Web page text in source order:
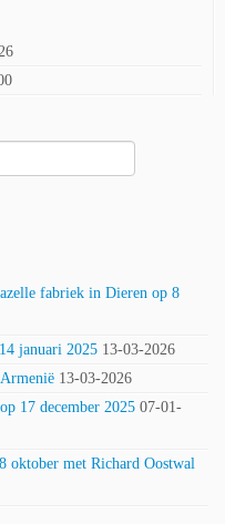
fabriek in Dieren op 8
januari 2025 13-03-2026
13-03-2026
17 december 2025 07-01-
oktober met Richard Oostwal